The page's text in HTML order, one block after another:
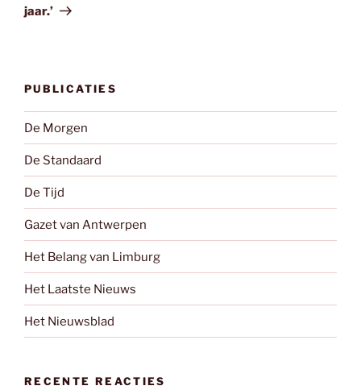
jaar.’
PUBLICATIES
De Morgen
De Standaard
De Tijd
Gazet van Antwerpen
Het Belang van Limburg
Het Laatste Nieuws
Het Nieuwsblad
RECENTE REACTIES